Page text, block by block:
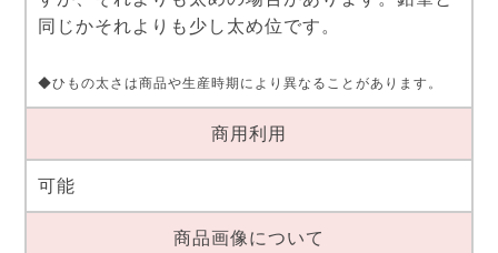
同じかそれよりも少し太め位です。
◆ひもの太さは商品や生産時期により異なることがあります。
商用利用
可能
商品画像について